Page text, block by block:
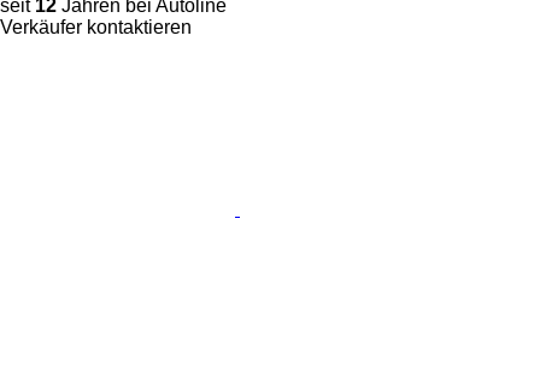
seit 12 Jahren bei Autoline
Verkäufer kontaktieren